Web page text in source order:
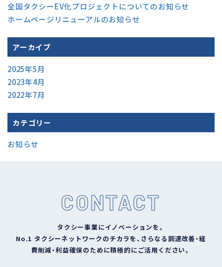
全国タクシーEV化プロジェクトについてのお知らせ
ホームページリニューアルのお知らせ
アーカイブ
2025年5月
2023年4月
2022年7月
カテゴリー
お知らせ
CONTACT
タクシー事業にイノベーションを。
No.1 タクシーネットワークのチカラを、さらなる調達改善・経
費削減・利益確保のために積極的にご活用ください。